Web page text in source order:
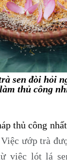
sen đòi hỏi
thủ công
thủ công
Việc ướp trà
việc lót lá